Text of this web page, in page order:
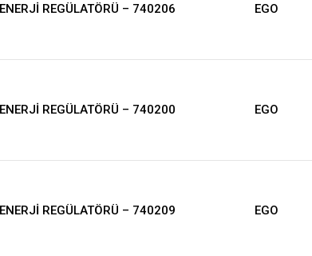
ENERJİ REGÜLATÖRÜ – 740206 EGO
ENERJİ REGÜLATÖRÜ – 740200 EGO
ENERJİ REGÜLATÖRÜ – 740209 EGO